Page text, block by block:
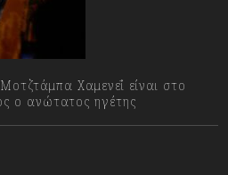
Χαμενεΐ είναι στο
ο ανώτατος ηγέτης